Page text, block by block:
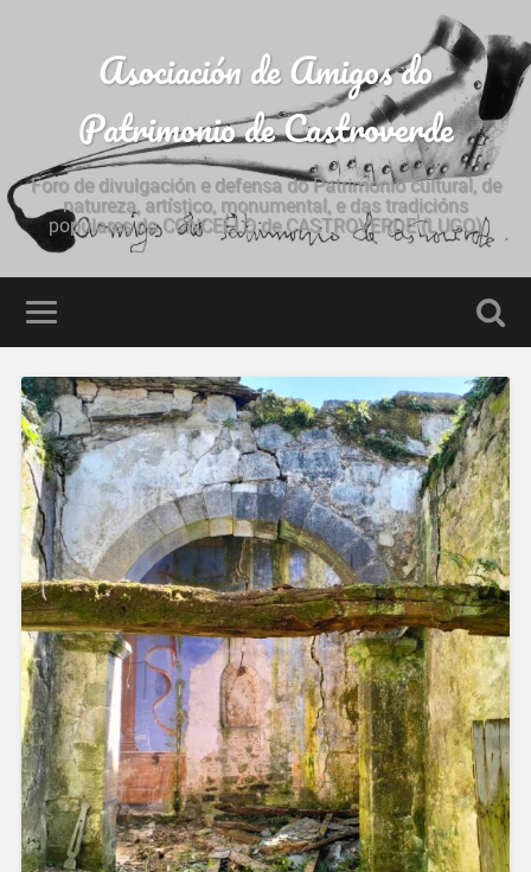
Asociación de Amigos do
Patrimonio de Castroverde
Foro de divulgación e defensa do Patrimonio cultural, de
natureza, artístico, monumental, e das tradicións
populares do CONCELLO de CASTROVERDE (LUGO)